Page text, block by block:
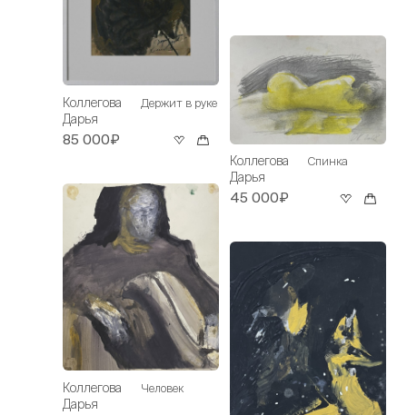
Коллегова
Дарья
Держит в руке
85 000₽
Коллегова
Дарья
Человек
Коллегова
Дарья
Спинка
45 000₽